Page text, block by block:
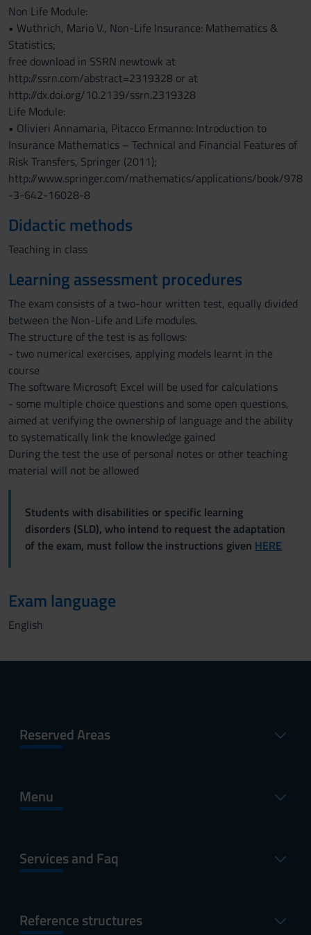
Non Life Module:
• Wuthrich, Mario V., Non-Life Insurance: Mathematics &
Statistics;
free download in SSRN newtowk at
http://ssrn.com/abstract=2319328 or at
http://dx.doi.org/10.2139/ssrn.2319328
Life Module:
• Olivieri Annamaria, Pitacco Ermanno: Introduction to
Insurance Mathematics – Technical and Financial Features of
Risk Transfers, Springer (2011);
http://www.springer.com/mathematics/applications/book/978
-3-642-16028-8
Didactic methods
Teaching in class
Learning assessment procedures
The exam consists of a two-hour written test, equally divided
between the Non-Life and Life modules.
The structure of the test is as follows:
- two numerical exercises, applying models learnt in the
course
The software Microsoft Excel will be used for calculations
- some multiple choice questions and some open questions,
aimed at verifying the ownership of language and the ability
to systematically link the knowledge gained
During the test the use of personal notes or other teaching
material will not be allowed
Students with disabilities or specific learning
disorders (SLD), who intend to request the adaptation
of the exam, must follow the instructions given HERE
Exam language
English
Reserved Areas
Menu
Services and Faq
Reference structures